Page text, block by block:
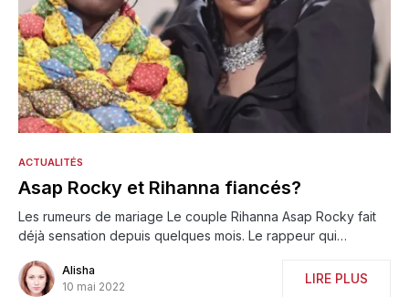
ACTUALITÉS
Asap Rocky et Rihanna fiancés?
Les rumeurs de mariage Le couple Rihanna Asap Rocky fait
déjà sensation depuis quelques mois. Le rappeur qui…
Alisha
10 mai 2022
LIRE PLUS